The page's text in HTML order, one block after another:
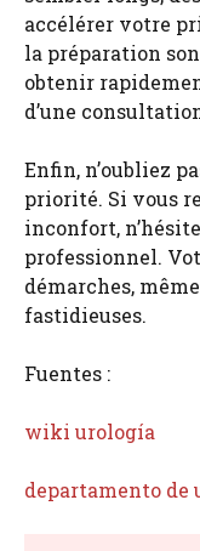
accélérer votre
la préparation
obtenir
d’une
Enfin, n’oubliez
priorité. Si vous
inconfort,
professionnel.
démarches,
fastidieuses.
Fuentes :
wiki urología
departamento de